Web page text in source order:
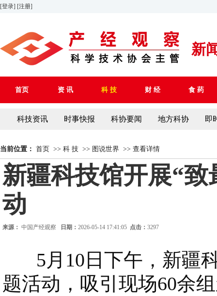
[登录] [注册]
新
首页 资 讯 科 技 财 经 食 药
科技资讯 时事快报 科协要闻 地方科协 即
当前位置： 首页 >> 科 技 >> 图说世界 >> 查看详情
新疆科技馆开展“
动
来源： 中国产经观察 日期： 2026-05-14 17:41:05 点击： 3297
5月10日下午，新疆科
题活动，吸引现场60余